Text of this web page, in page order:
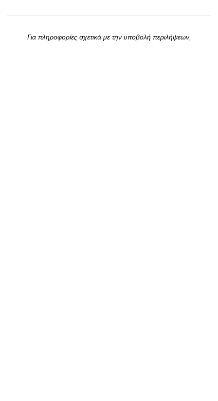
Για πληροφορίες σχετικά με την υποβολή περιλήψεων,